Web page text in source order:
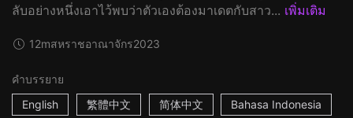
ลับอย่างหนึ่งเอาไว้พบว่าตัวเองต้องมาเดตกับสาว... เพิ่มเติม
12mสหราชอาณาจักร2023
คำบรรยาย
English
繁體中文 简体中文 Bahasa Indonesia